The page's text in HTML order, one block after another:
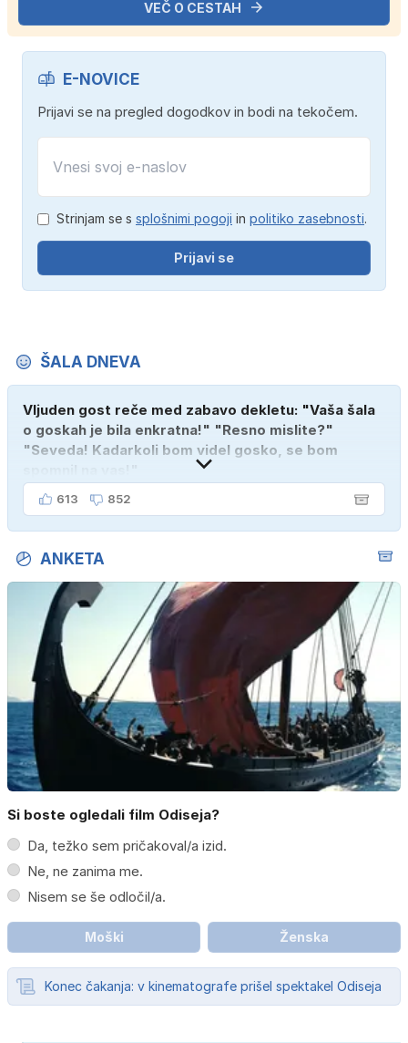
VEČ O CESTAH
E-NOVICE
Prijavi se na pregled dogodkov in bodi na tekočem.
Strinjam se s splošnimi pogoji in politiko zasebnosti.
Prijavi se
ŠALA DNEVA
Vljuden gost reče med zabavo dekletu: "Vaša šala
o goskah je bila enkratna!" "Resno mislite?"
"Seveda! Kadarkoli bom videl gosko, se bom
613 852
ANKETA
Si boste ogledali film Odiseja?
Da, težko sem pričakoval/a izid.
Ne, ne zanima me.
Nisem se še odločil/a.
Moški Ženska
Konec čakanja: v kinematografe prišel spektakel Odiseja